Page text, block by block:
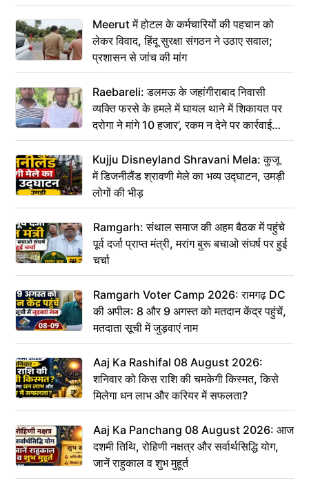
Meerut में होटल के कर्मचारियों की पहचान को
लेकर विवाद, हिंदू सुरक्षा संगठन ने उठाए सवाल;
प्रशासन से जांच की मांग
Raebareli: डलमऊ के जहांगीराबाद निवासी
व्यक्ति फरसे के हमले में घायल थाने में शिकायत पर
दरोगा ने मांगे 10 हजार’, रकम न देने पर कार्रवाई
ठंडी!
Kujju Disneyland Shravani Mela: कुजू
में डिजनीलैंड श्रावणी मेले का भव्य उद्घाटन, उमड़ी
लोगों की भीड़
Ramgarh: संथाल समाज की अहम बैठक में पहुंचे
पूर्व दर्जा प्राप्त मंत्री, मरांग बुरू बचाओ संघर्ष पर हुई
चर्चा
Ramgarh Voter Camp 2026: रामगढ़ DC
की अपील: 8 और 9 अगस्त को मतदान केंद्र पहुंचें,
मतदाता सूची में जुड़वाएं नाम
Aaj Ka Rashifal 08 August 2026:
शनिवार को किस राशि की चमकेगी किस्मत, किसे
मिलेगा धन लाभ और करियर में सफलता?
Aaj Ka Panchang 08 August 2026: आज
दशमी तिथि, रोहिणी नक्षत्र और सर्वार्थसिद्धि योग,
जानें राहुकाल व शुभ मुहूर्त